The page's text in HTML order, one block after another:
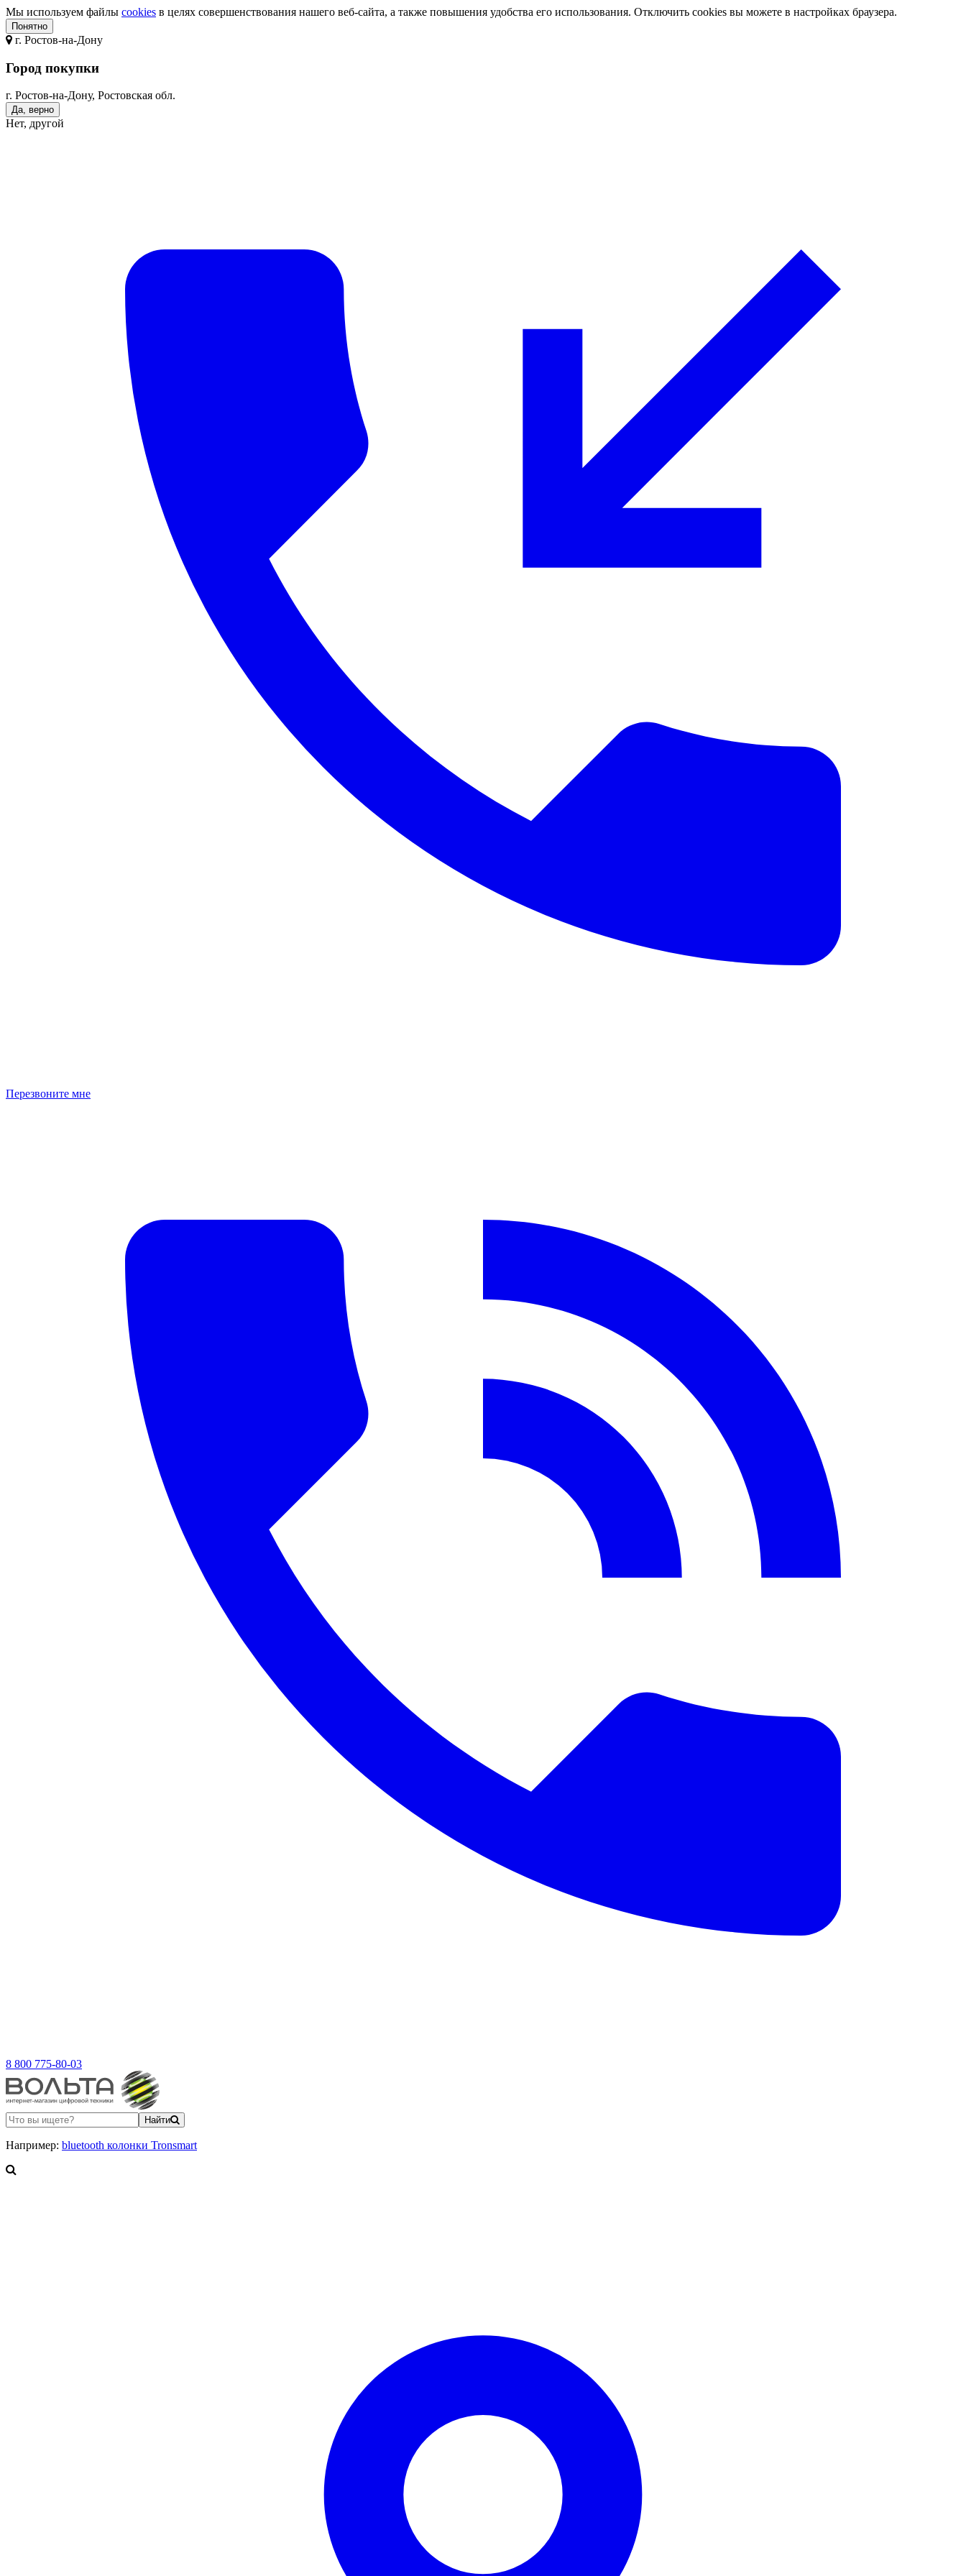
Мы используем файлы cookies в целях совершенствования нашего веб-сайта, а также повышения удобства его использования. Отключить cookies вы можете в настройках браузера.
Понятно
г. Ростов-на-Дону
Город покупки
г. Ростов-на-Дону, Ростовская обл.
Да, верно
Нет, другой
Перезвоните мне
8 800 775-80-03
Найти
Например: bluetooth колонки Tronsmart